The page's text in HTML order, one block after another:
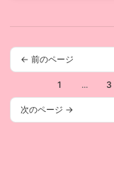
← 前のページ
1 ... 3
次のページ →